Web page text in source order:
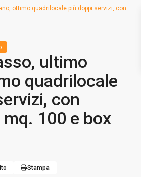
ottimo quadrilocale più doppi servizi, con
ultimo
quadrilocale
con
100 e box
Stampa